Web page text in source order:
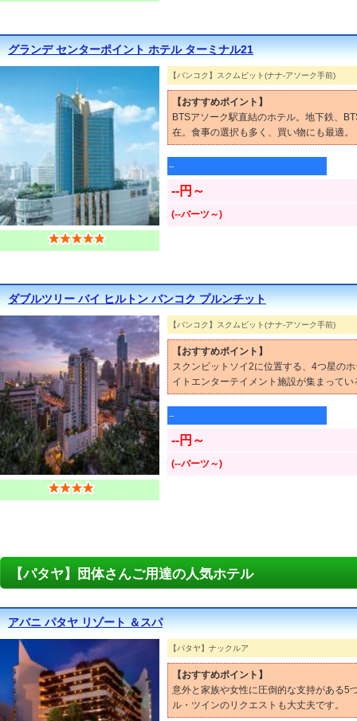
グランデ センターポイント ホテル ターミナル21
【バンコク】スクムビット(ナナ-アソーク手前)
【おすすめポイント】
BTSアソーク駅直結のホテル。地下鉄、
在。食事の選択も多く、買い物にも最適。
--
--円～
(--バーツ～)
ダブルツリー バイ ヒルトン バンコク プルンチット
【バンコク】スクムビット(ナナ-アソーク手前)
【おすすめポイント】
スクンビットソイ2に位置する、4つ星の
イトエンターテイメント施設が集まって
--
--円～
(--バーツ～)
【パタヤ】団体さんご用達の人気ホテル
アバニ パタヤ リゾート ＆スパ
【パタヤ】ナックルア
【おすすめポイント】
意外と家族や女性に圧倒的な支持がある5
ル・ツインのリクエストも大丈夫です。